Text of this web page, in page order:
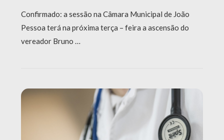
Confirmado: a sessão na Câmara Municipal de João
Pessoa terá na próxima terça – feira a ascensão do
vereador Bruno …